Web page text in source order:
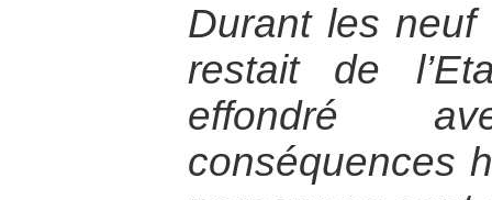
Durant les
restait de
effondré
conséquences